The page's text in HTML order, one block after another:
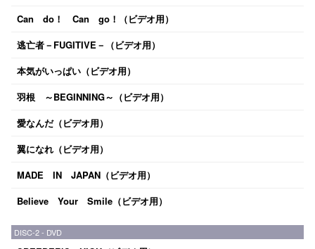
Can do！ Can go！（ビデオ用）
逃亡者－FUGITIVE－（ビデオ用）
本気がいっぱい（ビデオ用）
羽根 ～BEGINNING～（ビデオ用）
愛なんだ（ビデオ用）
翼になれ（ビデオ用）
MADE IN JAPAN（ビデオ用）
Believe Your Smile（ビデオ用）
DISC-2 - DVD